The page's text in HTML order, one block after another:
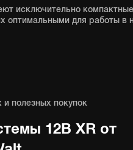
исключительно
оптимальными для работы в
полезных покупок
12В XR от